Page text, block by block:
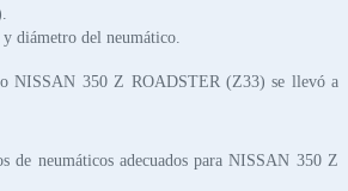
diámetro del neumático.
NISSAN 350 Z ROADSTER (Z33) se llevó a
de neumáticos adecuados para NISSAN 350 Z